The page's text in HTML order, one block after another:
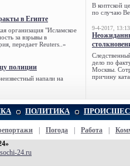
в Египте
организация "Исламское
за взрывы в
передает Reuters..»
полиции
напали на
В коптской
по случаю
9-4-2017, 13:13
дело по
Москвы.
причину
ПОЛИТИКА
Погода Работа
24.ru